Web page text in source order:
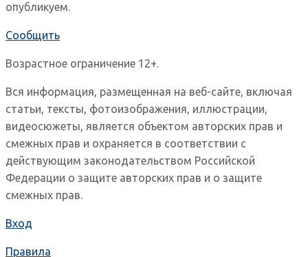
опубликуем.
Сообщить
Возрастное ограничение 12+.
Вся информация, размещенная на веб-сайте, включая
статьи, тексты, фотоизображения, иллюстрации,
видеосюжеты, является объектом авторских прав и
смежных прав и охраняется в соответствии с
действующим законодательством Российской
Федерации о защите авторских прав и о защите
смежных прав.
Вход
Правила